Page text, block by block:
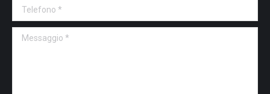
Telefono *
Messaggio *